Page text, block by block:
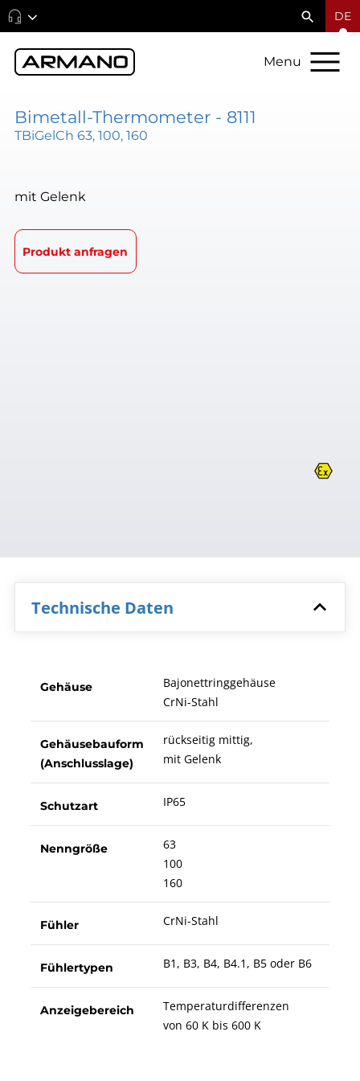
DE
Menu
Bimetall-Thermometer - 8111
TBiGelCh 63, 100, 160
mit Gelenk
Produkt anfragen
Technische Daten
Gehäuse
Bajonettringgehäuse
CrNi-Stahl
Gehäusebauform
(Anschlusslage)
rückseitig mittig,
mit Gelenk
Schutzart IP65
Nenngröße
63
100
160
Fühler CrNi-Stahl
Fühlertypen B1, B3, B4, B4.1, B5 oder B6
Anzeigebereich
Temperaturdifferenzen
von 60 K bis 600 K